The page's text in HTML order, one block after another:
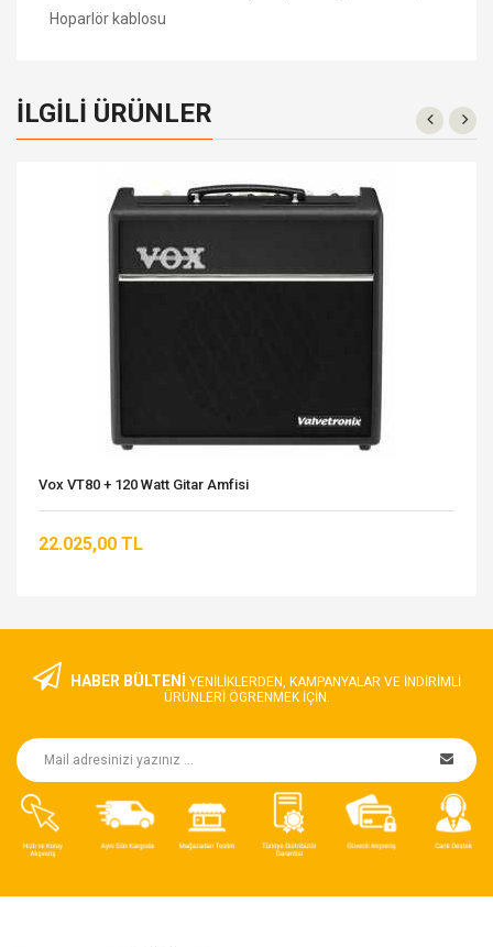
Hoparlör kablosu
İLGILI ÜRÜNLER
Vox VT80 + 120 Watt Gitar Amfisi
22.025,00 TL
HABER BÜLTENİ YENILIKLERDEN, KAMPANYALAR VE INDIRIMLI
ÜRÜNLERI ÖGRENMEK IÇIN.